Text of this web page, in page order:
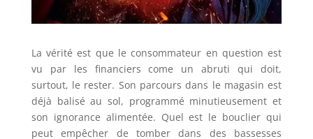
La vérité est que le consommateur en question est
vu par les financiers come un abruti qui doit,
surtout, le rester. Son parcours dans le magasin est
déjà balisé au sol, programmé minutieusement et
son ignorance alimentée. Quel est le bouclier qui
peut empêcher de tomber dans des bassesses